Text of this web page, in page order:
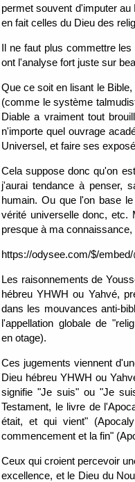
permet souvent d'imputer
en fait celles du Dieu des
Il ne faut plus commettre
ont l'analyse fort juste sur
Que ce soit en lisant le
(comme le système
Diable a vraiment tout
n'importe quel ouvrage
Universel, et faire ses
Cela suppose donc qu'on
j'aurai tendance à penser,
humain. Ou que l'on base
vérité universelle donc,
presque à ma
https://odysee.com/$/
Les raisonnements de
hébreu YHWH ou Yahvé,
dans les mouvances anti-
l'appellation globale de
en otage).
Ces jugements viennent
Dieu hébreu YHWH ou
signifie "Je suis" ou "Je
Testament, le livre de
était, et qui vient"
commencement et la fin"
Ceux qui croient percevoir
excellence, et le Dieu du